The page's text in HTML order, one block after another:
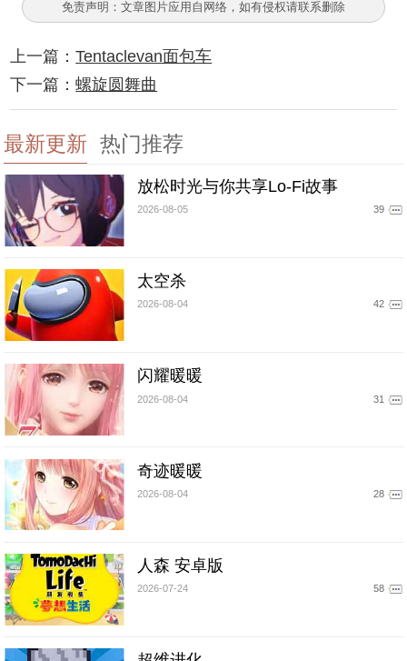
免责声明：文章图片应用自网络，如有侵权请联系删除
上一篇：Tentaclevan面包车
下一篇：螺旋圆舞曲
最新更新 热门推荐
放松时光与你共享Lo-Fi故事
2026-08-05 39
太空杀
2026-08-04 42
闪耀暖暖
2026-08-04 31
奇迹暖暖
2026-08-04 28
人森 安卓版
2026-07-24 58